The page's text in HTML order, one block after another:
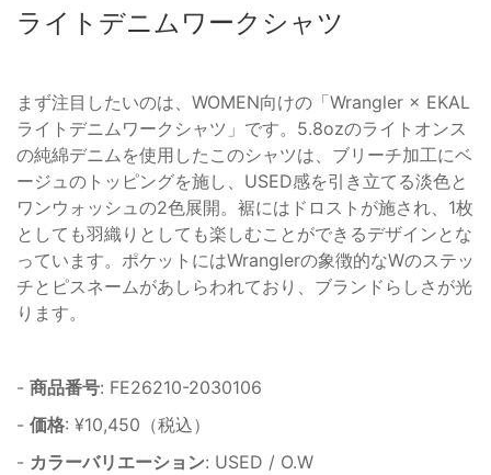
ライトデニムワークシャツ
まず注目したいのは、WOMEN向けの「Wrangler × EKAL
ライトデニムワークシャツ」です。5.8ozのライトオンス
の純綿デニムを使用したこのシャツは、ブリーチ加工にベ
ージュのトッピングを施し、USED感を引き立てる淡色と
ワンウォッシュの2色展開。裾にはドロストが施され、1枚
としても羽織りとしても楽しむことができるデザインとな
っています。ポケットにはWranglerの象徴的なWのステッ
チとピスネームがあしらわれており、ブランドらしさが光
ります。
- 商品番号: FE26210-2030106
- 価格: ¥10,450（税込）
- カラーバリエーション: USED / O.W